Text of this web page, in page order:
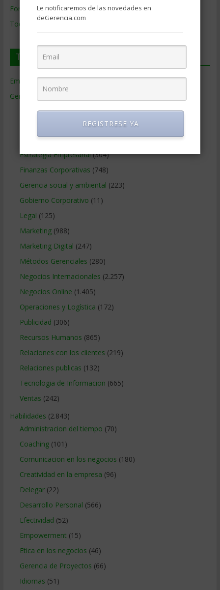
Formación de Gerencia
Todos los Temas
Temas de Gerencia
Empresas de Gerencia
Gerencia
Ciencias Económicas(80)
Educacion Gerencial(454)
Estrategia Empresarial(304)
Finanzas Corporativas (748)
Gerencia social y ambiental (223)
Gobierno Corporativo (11)
Legal (125)
Marketing(988)
Marketing Digital (247)
Métodos Gerenciales (280)
Negocios Internacionales (2.257)
Negocios Online (1.405)
Operaciones y Logística (172)
Publicidad (306)
Recursos Humanos (865)
Relaciones con los clientes (219)
Relaciones publicas (132)
Tecnologia de Informacion (665)
Ventas (242)
Habilidades (2.843)
Administracion del tiempo (70)
Coaching(101)
Comunicacion en los negocios (180)
Creatividad en la empresa (96)
Delegar(22)
Desarrollo Personal (566)
Efectividad (52)
Empowerment (15)
Etica en los negocios (46)
Gerencia de Proyectos (66)
Idiomas (51)
Le notificaremos de las novedades en
deGerencia.com
REGISTRESE YA